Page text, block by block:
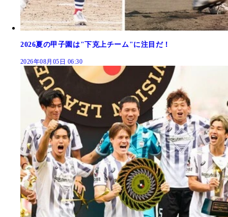
2026夏の甲子園は"下克上チーム"に注目だ！
2026年08月05日 06:30